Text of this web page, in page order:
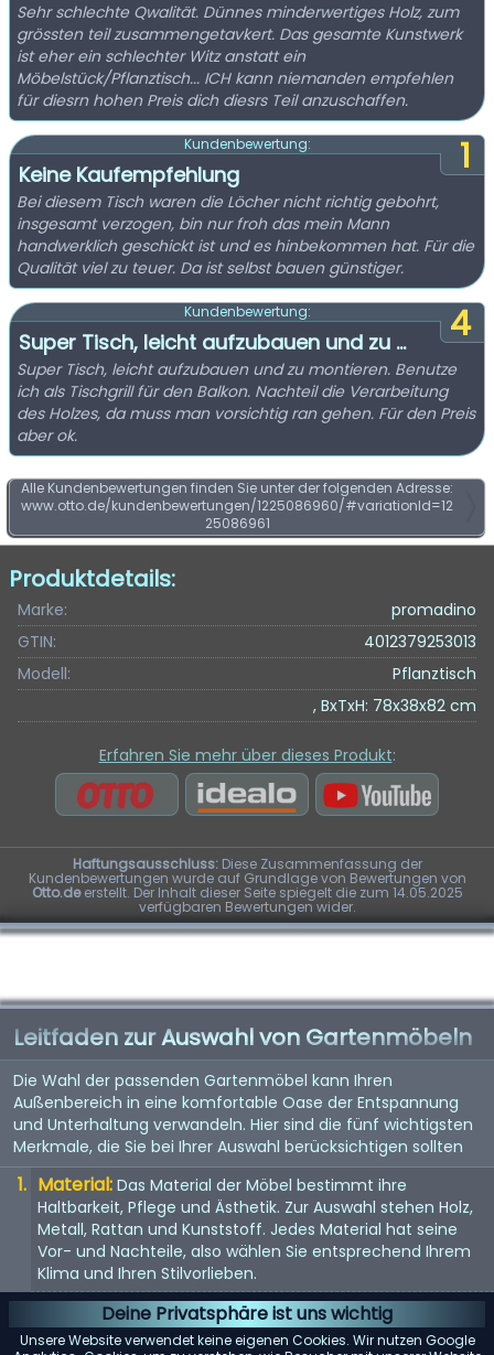
Deine Privatsphäre ist uns wichtig
Unsere Website verwendet keine eigenen Cookies. Wir nutzen Google
Sehr schlechte Qwalität. Dünnes minderwertiges Holz, zum
grössten teil zusammengetavkert. Das gesamte Kunstwerk
ist eher ein schlechter Witz anstatt ein
Möbelstück/Pflanztisch... ICH kann niemanden empfehlen
für diesrn hohen Preis dich diesrs Teil anzuschaffen.
1
Kundenbewertung:
Keine Kaufempfehlung
Bei diesem Tisch waren die Löcher nicht richtig gebohrt,
insgesamt verzogen, bin nur froh das mein Mann
handwerklich geschickt ist und es hinbekommen hat. Für die
Qualität viel zu teuer. Da ist selbst bauen günstiger.
4
Kundenbewertung:
Super Tisch, leicht aufzubauen und zu ...
Super Tisch, leicht aufzubauen und zu montieren. Benutze
ich als Tischgrill für den Balkon. Nachteil die Verarbeitung
des Holzes, da muss man vorsichtig ran gehen. Für den Preis
aber ok.
Alle Kundenbewertungen finden Sie unter der folgenden Adresse:
www.otto.de/kundenbewertungen/1225086960/#variationId=12
25086961
Produktdetails:
Marke:
promadino
GTIN:
4012379253013
Modell:
Pflanztisch
, BxTxH: 78x38x82 cm
Erfahren Sie mehr über dieses Produkt:
Haftungsausschluss:Diese Zusammenfassung der
Kundenbewertungen wurde auf Grundlage von Bewertungen von
Otto.deerstellt. Der Inhalt dieser Seite spiegelt die zum 14.05.2025
verfügbaren Bewertungen wider.
Leitfaden zur Auswahl von Gartenmöbeln
Die Wahl der passenden Gartenmöbel kann Ihren
Außenbereich in eine komfortable Oase der Entspannung
und Unterhaltung verwandeln. Hier sind die fünf wichtigsten
Merkmale, die Sie bei Ihrer Auswahl berücksichtigen sollten
Material: Das Material der Möbel bestimmt ihre
Haltbarkeit, Pflege und Ästhetik. Zur Auswahl stehen Holz,
Metall, Rattan und Kunststoff. Jedes Material hat seine
Vor- und Nachteile, also wählen Sie entsprechend Ihrem
Klima und Ihren Stilvorlieben.
Komfort: Komfort ist der Schlüssel, wenn es um
Gartenmöbel geht. Suchen Sie nach ergonomisch